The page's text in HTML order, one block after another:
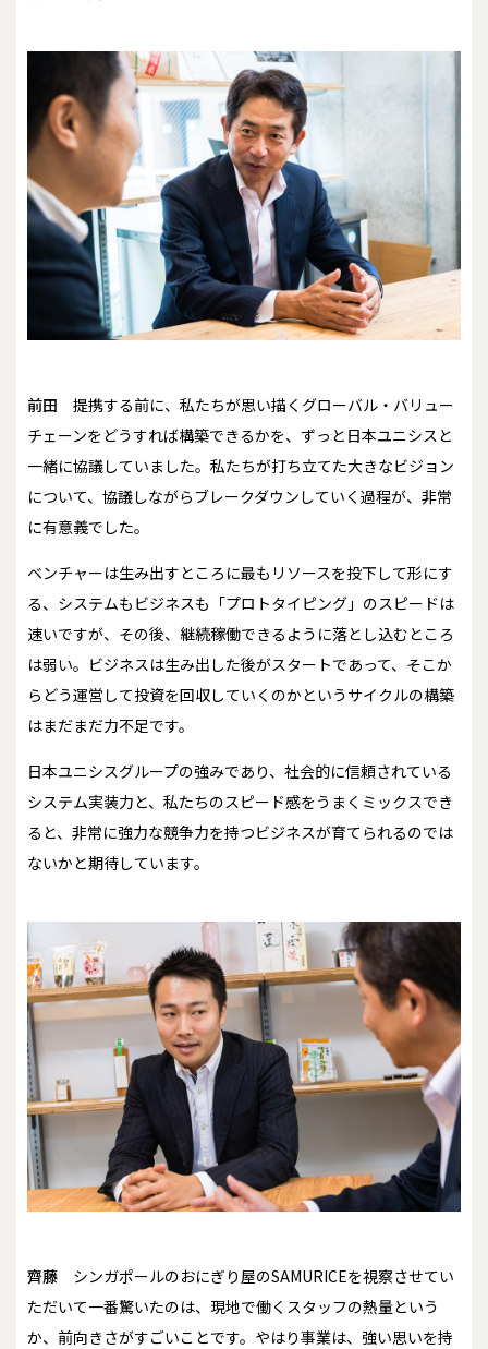
前田 提携する前に、私たちが思い描くグローバル・バリュー
チェーンをどうすれば構築できるかを、ずっと日本ユニシスと
一緒に協議していました。私たちが打ち立てた大きなビジョン
について、協議しながらブレークダウンしていく過程が、非常
に有意義でした。
ベンチャーは生み出すところに最もリソースを投下して形にす
る、システムもビジネスも「プロトタイピング」のスピードは
速いですが、その後、継続稼働できるように落とし込むところ
は弱い。ビジネスは生み出した後がスタートであって、そこか
らどう運営して投資を回収していくのかというサイクルの構築
はまだまだ力不足です。
日本ユニシスグループの強みであり、社会的に信頼されている
システム実装力と、私たちのスピード感をうまくミックスでき
ると、非常に強力な競争力を持つビジネスが育てられるのでは
ないかと期待しています。
齊藤 シンガポールのおにぎり屋のSAMURICEを視察させてい
ただいて一番驚いたのは、現地で働くスタッフの熱量という
か、前向きさがすごいことです。やはり事業は、強い思いを持